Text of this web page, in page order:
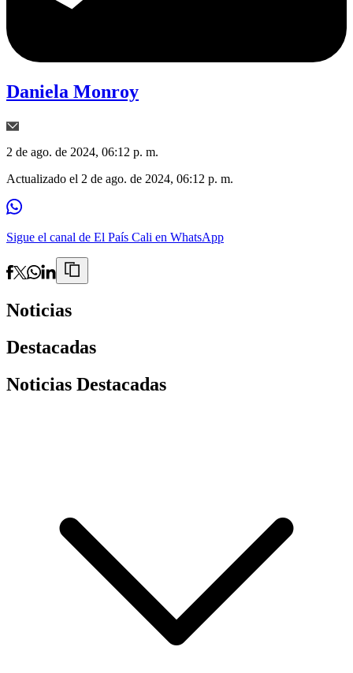
Daniela Monroy
2 de ago. de 2024, 06:12 p. m.
Actualizado el 2 de ago. de 2024, 06:12 p. m.
Sigue el canal de El País Cali en WhatsApp
Noticias
Destacadas
Noticias Destacadas